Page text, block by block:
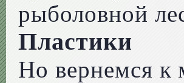
рыболовной
Пластики
Но вернемся к